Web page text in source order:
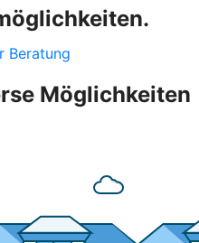
Beratung
Möglichkeiten